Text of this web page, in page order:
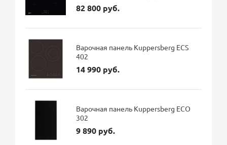
82 800 руб.
Варочная панель Kuppersberg ECS
402
14 990 руб.
Варочная панель Kuppersberg ECO
302
9 890 руб.